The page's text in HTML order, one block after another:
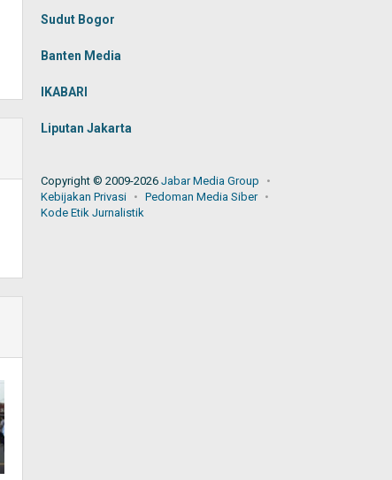
Sudut Bogor
Banten Media
IKABARI
Liputan Jakarta
Copyright © 2009-2026Jabar Media Group
Kebijakan Privasi
Pedoman Media Siber
Kode Etik Jurnalistik